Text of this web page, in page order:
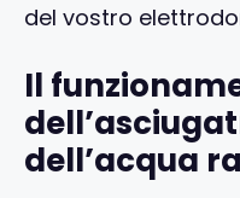
del vostro
Il
dell’acqua